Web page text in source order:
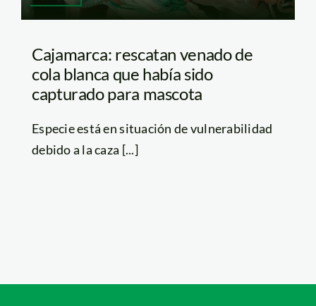
Cajamarca: rescatan venado de
cola blanca que había sido
capturado para mascota
Especie está en situación de vulnerabilidad
debido a la caza [...]